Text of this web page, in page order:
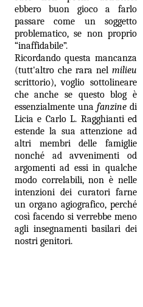
ebbero buon gioco a farlo
passare come un soggetto
problematico, se non proprio
“inaffidabile”.
Ricordando questa mancanza
(tutt'altro che rara nel milieu
scrittorio), voglio sottolineare
che anche se questo blog è
essenzialmente una fanzinedi
Licia e Carlo L. Ragghianti ed
estende la sua attenzione ad
altri membri delle famiglie
nonché ad avvenimenti od
argomenti ad essi in qualche
modo correlabili, non è nelle
intenzioni dei curatori farne
un organo agiografico, perché
così facendo si verrebbe meno
agli insegnamenti basilari dei
nostri genitori.